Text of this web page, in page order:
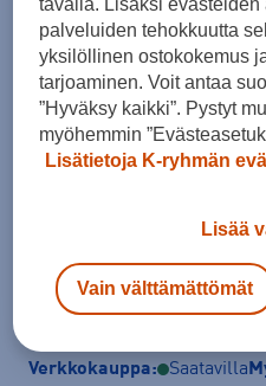
Koko
S M L
Kokotaulukko
Tarkista saatavuus ja tilaa
Verkkokauppa: Saatavilla
tavalla. Lisäksi evästeiden
palveluiden tehokkuutta
yksilöllinen ostokokemus
tarjoaminen. Voit antaa
”Hyväksy kaikki”. Pystyt
myöhemmin
Lisätietoja K-ryhmän
Lisää
Vain välttämättömät